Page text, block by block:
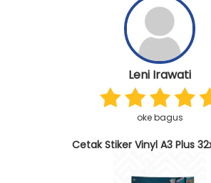
Leni Irawati
oke bagus
Cetak Stiker Vinyl A3 Plus